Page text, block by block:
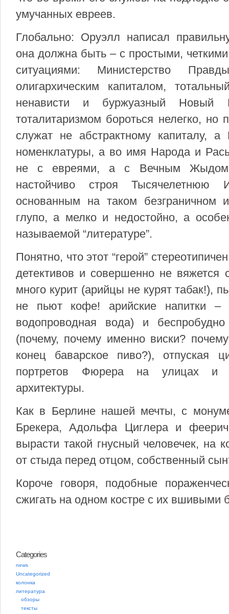
умучанных евреев.
Глобально: Оруэлл написал
она должна быть – с простыми,
ситуациями: Министерство
олигархическим капиталом,
ненависти и буржуазный
тоталитаризмом бороться нелегко,
служат не абстрактному капиталу,
номенклатуры, а во имя Народа и
не с евреями, а с Вечным Жыдом,
настойчиво строя Тысячелетнюю
основанным на таком безграничном
глупо, а мелко и недостойно, а
называемой “литературе”.
Понятно, что этот “герой”
детективов и совершенно не вяжется
много курит (арийцы не курят табак!),
не пьют кофе! арийские напитки –
водопроводная вода) и
(почему, почему именно виски?
конец баварское пиво?), отпуская
портретов Фюрера на улицах и
архитектуры.
Как в Берлине нашей мечты, с
Брекера, Адольфа Циглера и
вырасти такой гнусный человечек, на
от стыда перед отцом, собственный
Короче говоря, подобные
сжигать на одном костре с их вшивыми
Categories
news
Uncategorized
колонка
литература
обзоры
тексты